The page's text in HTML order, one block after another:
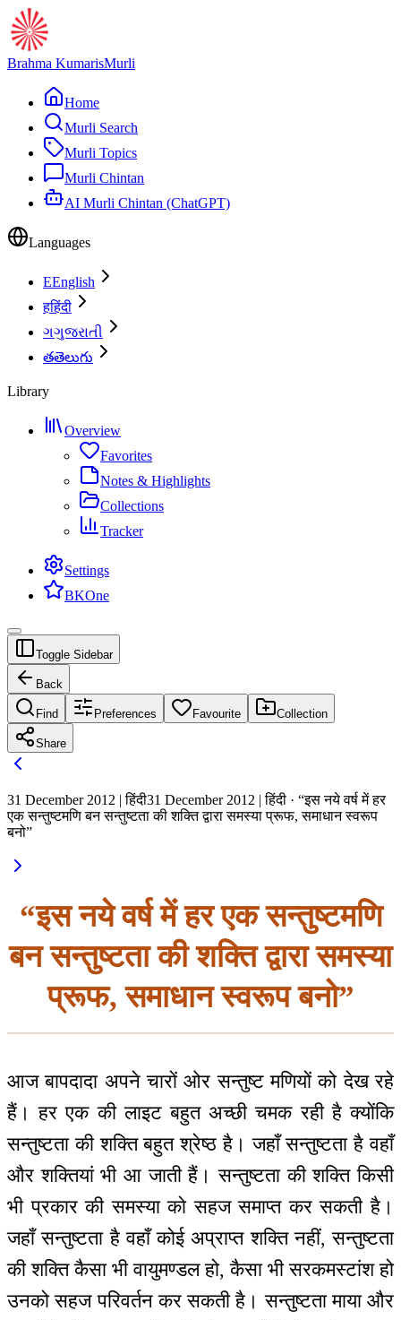
Brahma KumarisMurli
Home
Murli Search
Murli Topics
Murli Chintan
AI Murli Chintan (ChatGPT)
Languages
EEnglish
हहिंदी
ગગુજરાતી
తతెలుగు
Library
Overview
Favorites
Notes & Highlights
Collections
Tracker
Settings
BKOne
Toggle Sidebar
Back
Find Preferences Favourite Collection
Share
31 December 2012 | हिंदी31 December 2012 | हिंदी · “इस नये वर्ष में हर
एक सन्तुष्टमणि बन सन्तुष्टता की शक्ति द्वारा समस्या प्रूफ, समाधान स्वरूप
बनो”
“इस नये वर्ष में हर एक सन्तुष्टमणि
बन सन्तुष्टता की शक्ति द्वारा समस्या
प्रूफ, समाधान स्वरूप बनो”
आज बापदादा अपने चारों ओर सन्तुष्ट मणियों को देख रहे
हैं। हर एक की लाइट बहुत अच्छी चमक रही है क्योंकि
सन्तुष्टता की शक्ति बहुत श्रेष्ठ है। जहाँ सन्तुष्टता है वहाँ
और शक्तियां भी आ जाती हैं। सन्तुष्टता की शक्ति किसी
भी प्रकार की समस्या को सहज समाप्त कर सकती है।
जहाँ सन्तुष्टता है वहाँ कोई अप्राप्त शक्ति नहीं, सन्तुष्टता
की शक्ति कैसा भी वायुमण्डल हो, कैसा भी सरकमस्टांश हो
उनको सहज परिवर्तन कर सकती है। सन्तुष्टता माया और